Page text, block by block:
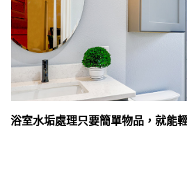
浴室水垢處理只要簡單物品，就能